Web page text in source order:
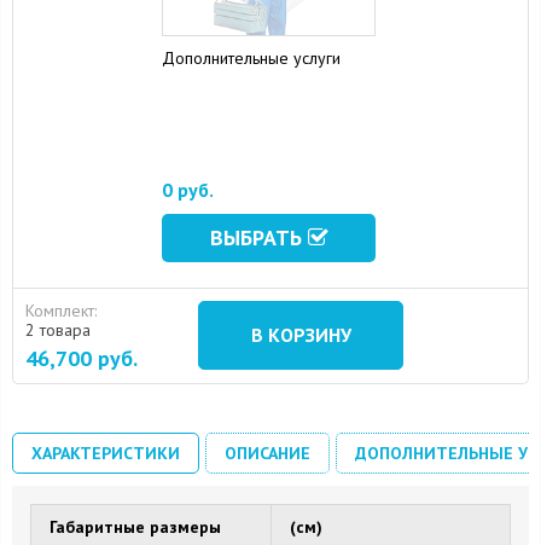
Дополнительные услуги
0 руб.
ВЫБРАТЬ
Комплект:
2 товара
46,700 руб.
В КОРЗИНУ
ХАРАКТЕРИСТИКИ ОПИСАНИЕ ДОПОЛНИТЕЛЬНЫЕ
Габаритные размеры (см)